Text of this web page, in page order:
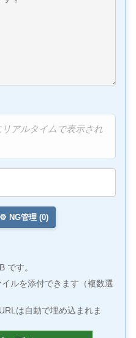
アルタイムで表示され
⚙️ NG管理 (0)
です。
ルを添付できます（複数選
は自動で埋め込まれま